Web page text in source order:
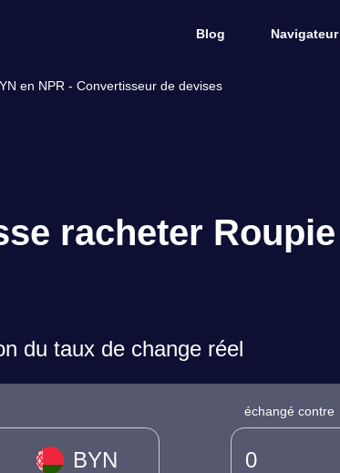
Blog
en NPR - Convertisseur de devises
racheter
du taux de change réel
BYN
échangé contre